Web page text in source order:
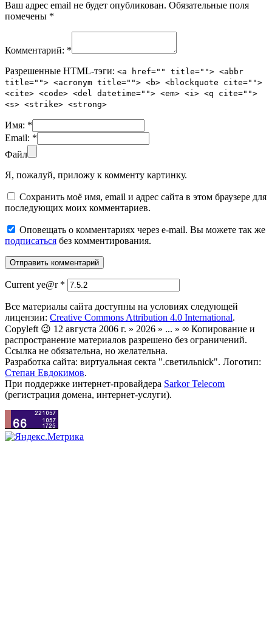
Ваш адрес email не будет опубликован. Обязательные поля
помечены *
Комментарий: *
Разрешенные HTML-тэги: <a href="" title=""> <abbr
title=""> <acronym title=""> <b> <blockquote cite="">
<cite> <code> <del datetime=""> <em> <i> <q cite="">
<s> <strike> <strong>
Имя: *
Email: *
Файл
Я, пожалуй, приложу к комменту картинку.
Сохранить моё имя, email и адрес сайта в этом браузере для
последующих моих комментариев.
Оповещать о комментариях через e-mail. Вы можете так же
подписаться без комментирования.
Current ye@r *
Все материалы сайта доступны на условиях следующей
лицензии: Creative Commons Attribution 4.0 International.
Copyleft 😉 12 августа 2006 г. » 2026 » ... » ∞ Копирование и
распространение материалов разрешено без ограничений.
Ссылка не обязательна, но желательна.
Разработка сайта: виртуальная секта ".светильnick". Логотип:
Степан Евдокимов.
При поддержке интернет-провайдера Sarkor Telecom
(регистрация домена, интернет-услуги).